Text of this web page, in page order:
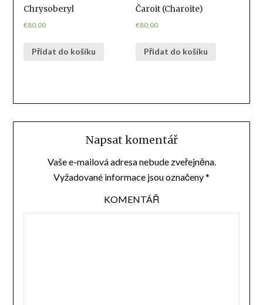
Chrysoberyl
€80,00
Přidat do košíku
Čaroit (Charoite)
€80,00
Přidat do košíku
Napsat komentář
Vaše e-mailová adresa nebude zveřejněna.
Vyžadované informace jsou označeny*
KOMENTÁŘ